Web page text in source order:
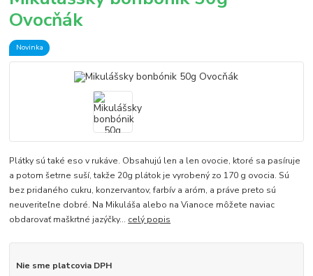
Ovocňák
Novinka
Plátky sú také eso v rukáve. Obsahujú len a len ovocie, ktoré sa pasíruje
a potom šetrne suší, takže 20g plátok je vyrobený zo 170 g ovocia. Sú
bez pridaného cukru, konzervantov, farbív a aróm, a práve preto sú
neuveriteľne dobré. Na Mikuláša alebo na Vianoce môžete naviac
obdarovať maškrtné jazýčky... celý popis
Nie sme platcovia DPH